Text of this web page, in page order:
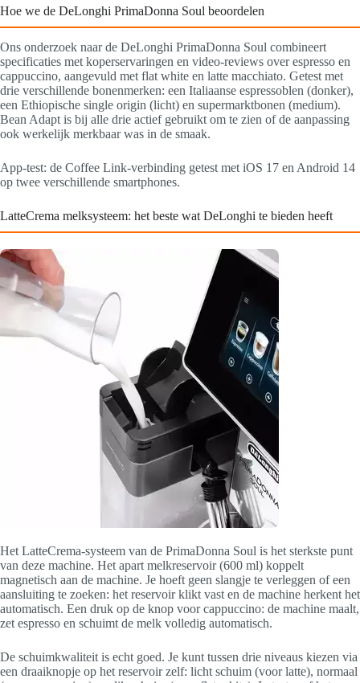
Hoe we de DeLonghi PrimaDonna Soul beoordelen
Ons onderzoek naar de DeLonghi PrimaDonna Soul combineert
specificaties met koperservaringen en video-reviews over espresso en
cappuccino, aangevuld met flat white en latte macchiato. Getest met
drie verschillende bonenmerken: een Italiaanse espressoblen (donker),
een Ethiopische single origin (licht) en supermarktbonen (medium).
Bean Adapt is bij alle drie actief gebruikt om te zien of de aanpassing
ook werkelijk merkbaar was in de smaak.
App-test: de Coffee Link-verbinding getest met iOS 17 en Android 14
op twee verschillende smartphones.
LatteCrema melksysteem: het beste wat DeLonghi te bieden heeft
Het LatteCrema-systeem van de PrimaDonna Soul is het sterkste punt
van deze machine. Het apart melkreservoir (600 ml) koppelt
magnetisch aan de machine. Je hoeft geen slangje te verleggen of een
aansluiting te zoeken: het reservoir klikt vast en de machine herkent het
automatisch. Een druk op de knop voor cappuccino: de machine maalt,
zet espresso en schuimt de melk volledig automatisch.
De schuimkwaliteit is echt goed. Je kunt tussen drie niveaus kiezen via
een draaiknopje op het reservoir zelf: licht schuim (voor latte), normaal